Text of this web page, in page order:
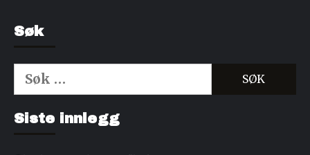
Søk
Søk
etter:
Siste innlegg